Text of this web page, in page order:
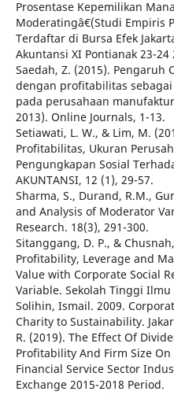
Prosentase Kepemilikan
Moderatingâ€(Studi Empiris
Terdaftar di Bursa Efek
Akuntansi XI Pontianak 23-24
Saedah, Z. (2015). Pengaruh
dengan profitabilitas
pada perusahaan
2013). Online Journals, 1-13.
Setiawati, L. W., & Lim, M.
Profitabilitas, Ukuran
Pengungkapan Sosial
AKUNTANSI, 12 (1), 29-57.
Sharma, S., Durand, R.M.,
and Analysis of Moderator
Research. 18(3), 291-300.
Sitanggang, D. P., &
Profitability, Leverage and
Value with Corporate Social
Variable. Sekolah Tinggi
Solihin, Ismail. 2009.
Charity to Sustainability.
R. (2019). The Effect Of
Profitability And Firm Size
Financial Service Sector
Exchange 2015-2018 Period.